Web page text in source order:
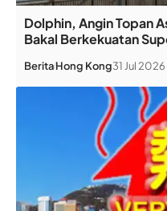
Dolphin, Angin Topan
Bakal Berkekuatan
BeritaHong Kong31 Jul 2026